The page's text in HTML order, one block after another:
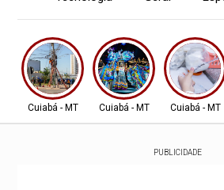
Cuiabá - MT Cuiabá - MT Cuiabá - MT
PUBLICIDADE